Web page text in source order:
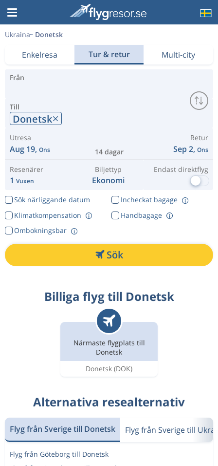
Ukraina Donetsk
Enkelresa Tur & retur Multi-city
Från
Till
Donetsk
Utresa
Aug 19, Ons 14 dagar
Retur
Sep 2, Ons
Resenärer
1 Vuxen
Biljettyp
Ekonomi
Endast direktflyg
Sök närliggande datum
Incheckat bagage
Klimatkompensation
Ombokningsbar
Handbagage
Sök
Billiga flyg till Donetsk
Närmaste flygplats till
Donetsk
Donetsk (DOK)
Alternativa resealternativ
Flyg från Sverige till Donetsk Flyg från Sverige till
Flyg från Göteborg till Donetsk